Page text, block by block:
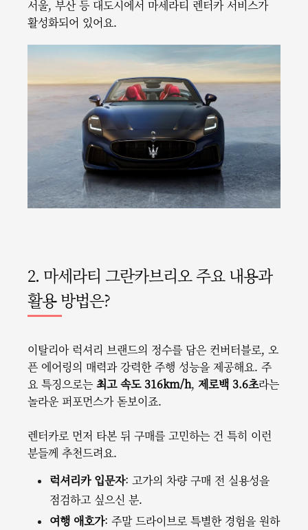
서울, 부산 등 대도시에서 마세라티 렌터카 서비스가
활성화되어 있어요.
2. 마세라티 그란카브리오 주요 내용과
활용 방법은?
이탈리아 럭셔리 브랜드의 정수를 담은 컨버터블로, 오
픈 에어링의 매력과 강력한 주행 성능을 제공해요. 주
요 특징으로는 최고 속도 316km/h, 제로백 3.6초라는
놀라운 퍼포먼스가 돋보이죠.
렌터카로 먼저 타본 뒤 구매를 고민하는 건 특히 이런
분들께 추천드려요.
럭셔리카 입문자: 고가의 차량 구매 전 실용성을
점검하고 싶으신 분.
여행 애호가: 주말 드라이브로 특별한 경험을 원하